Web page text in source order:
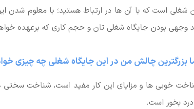
شغلی است که با آن ها در ارتباط هستید؛ با معلوم شدن
وجهی بودن جایگاه شغلی تان و حجم کاری که برعهده
خوبی ها و مزایای این کار مفید است، شناخت سختی
درد بخور است.